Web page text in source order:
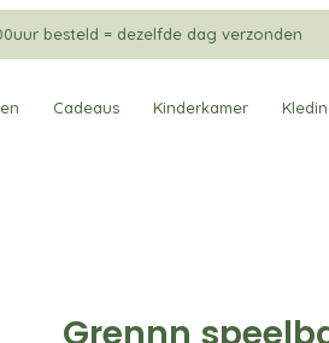
besteld = dezelfde dag verzonden
Cadeaus Kinderkamer
Grennn